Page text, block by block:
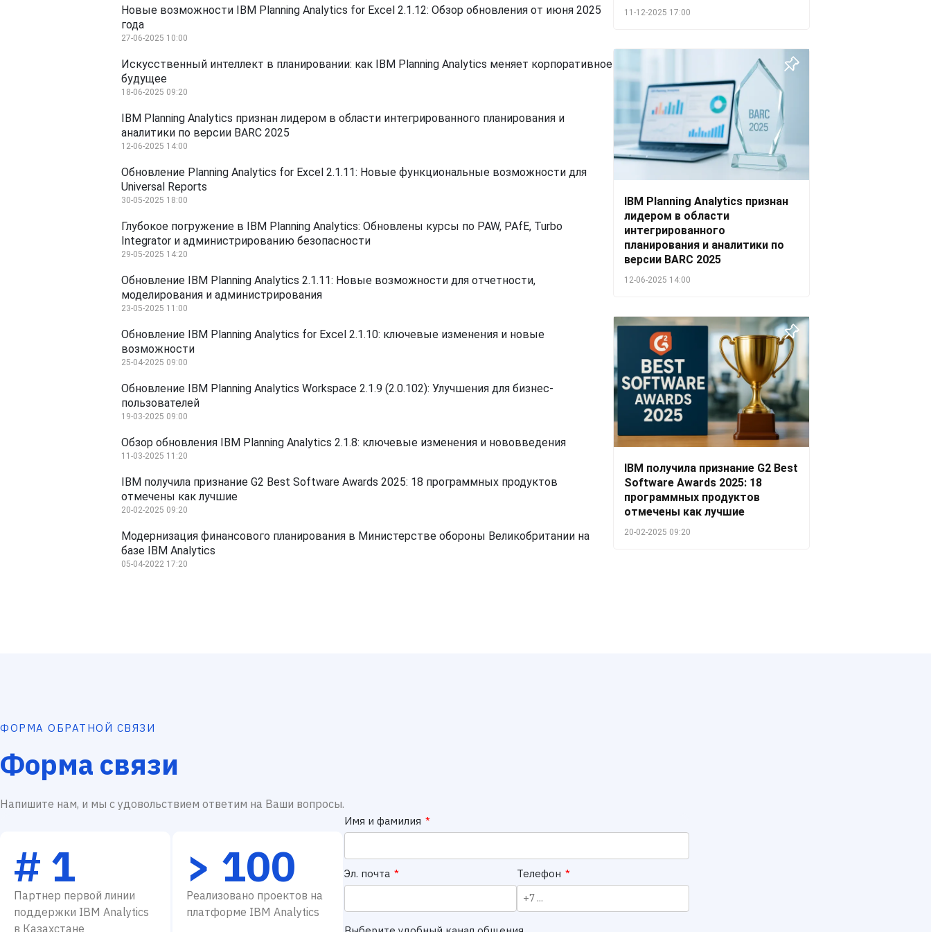
Новые возможности IBM Planning Analytics for Excel 2.1.12: Обзор обновления от июня 2025
года
27-06-2025 10:00
Искусственный интеллект в планировании: как IBM Planning Analytics меняет корпоративное
будущее
18-06-2025 09:20
IBM Planning Analytics признан лидером в области интегрированного планирования и
аналитики по версии BARC 2025
12-06-2025 14:00
Обновление Planning Analytics for Excel 2.1.11: Новые функциональные возможности для
Universal Reports
30-05-2025 18:00
Глубокое погружение в IBM Planning Analytics: Обновлены курсы по PAW, PAfE, Turbo
Integrator и администрированию безопасности
29-05-2025 14:20
Обновление IBM Planning Analytics 2.1.11: Новые возможности для отчетности,
моделирования и администрирования
23-05-2025 11:00
Обновление IBM Planning Analytics for Excel 2.1.10: ключевые изменения и новые
возможности
25-04-2025 09:00
Обновление IBM Planning Analytics Workspace 2.1.9 (2.0.102): Улучшения для бизнес-
пользователей
19-03-2025 09:00
Обзор обновления IBM Planning Analytics 2.1.8: ключевые изменения и нововведения
11-03-2025 11:20
IBM получила признание G2 Best Software Awards 2025: 18 программных продуктов
отмечены как лучшие
20-02-2025 09:20
Модернизация финансового планирования в Министерстве обороны Великобритании на
базе IBM Analytics
05-04-2022 17:20
11-12-2025 17:00
IBM Planning Analytics признан
лидером в области
интегрированного
планирования и аналитики по
версии BARC 2025
12-06-2025 14:00
IBM получила признание G2 Best
Software Awards 2025: 18
программных продуктов
отмечены как лучшие
20-02-2025 09:20
ФОРМА ОБРАТНОЙ СВЯЗИ
Форма связи
Напишите нам, и мы с удовольствием ответим на Ваши вопросы.
# 1
Партнер первой линии
поддержки IBM Analytics
в Казахстане
> 100
Реализовано проектов на
платформе IBM Analytics
Имя и фамилия *
Эл. почта * Телефон *